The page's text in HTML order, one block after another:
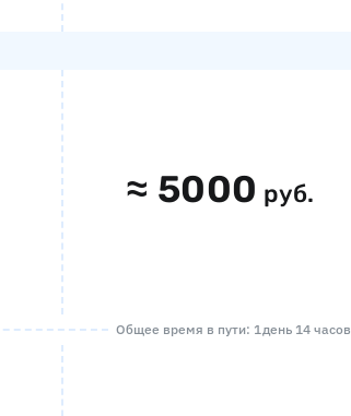
≈ 5000 руб.
Общее время в пути: 1 день 14 часов